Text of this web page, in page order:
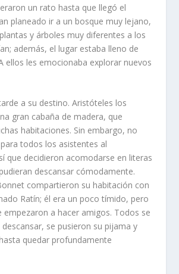
un rato hasta que llegó el
planeado ir a un bosque muy lejano,
y árboles muy diferentes a los
además, el lugar estaba lleno de
ellos les emocionaba explorar nuevos
a su destino. Aristóteles los
gran cabaña de madera, que
habitaciones. Sin embargo, no
todos los asistentes al
que decidieron acomodarse en literas
descansar cómodamente.
compartieron su habitación con
Ratín; él era un poco tímido, pero
empezaron a hacer amigos. Todos se
se pusieron su pijama y
quedar profundamente